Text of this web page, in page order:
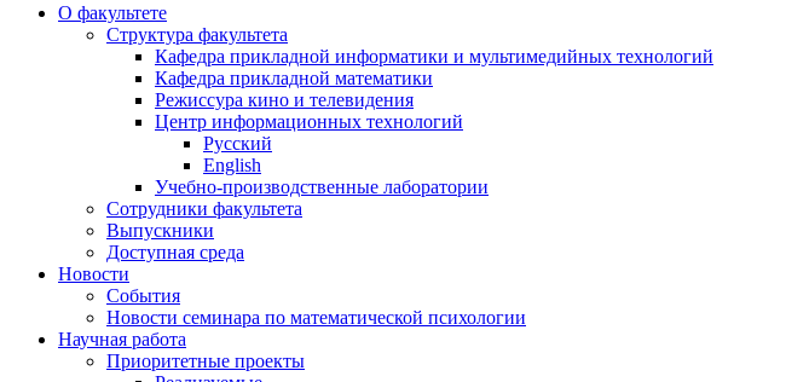
О факультете
Структура факультета
Кафедра прикладной информатики и мультимедийных технологий
Кафедра прикладной математики
Режиссура кино и телевидения
Центр информационных технологий
Русский
English
Учебно-производственные лаборатории
Сотрудники факультета
Выпускники
Доступная среда
Новости
События
Новости семинара по математической психологии
Научная работа
Приоритетные проекты